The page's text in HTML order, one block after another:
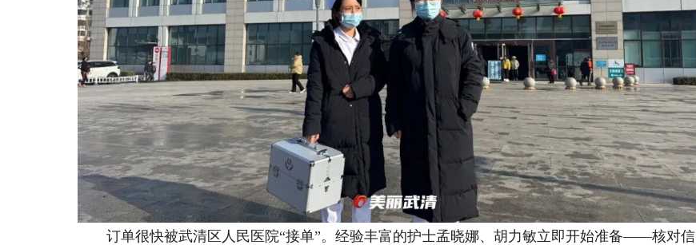
订单很快被武清区人民医院“接单”。经验丰富的护士孟晓娜、胡力敏立即开始准备——核对信